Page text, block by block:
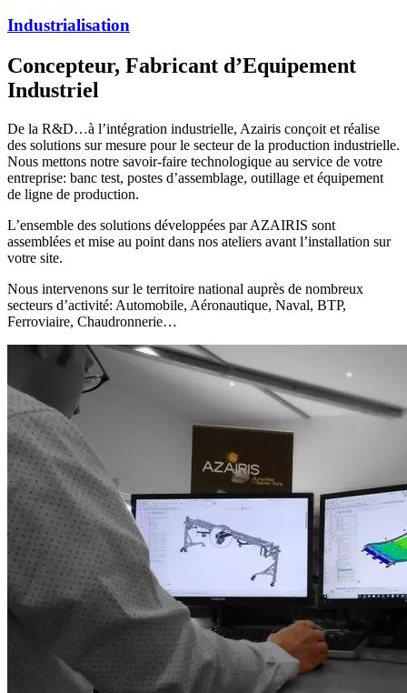
Industrialisation
Concepteur, Fabricant d’Equipement
Industriel
De la R&D…à l’intégration industrielle, Azairis conçoit et réalise
des solutions sur mesure pour le secteur de la production industrielle.
Nous mettons notre savoir-faire technologique au service de votre
entreprise: banc test, postes d’assemblage, outillage et équipement
de ligne de production.
L’ensemble des solutions développées par AZAIRIS sont
assemblées et mise au point dans nos ateliers avant l’installation sur
votre site.
Nous intervenons sur le territoire national auprès de nombreux
secteurs d’activité: Automobile, Aéronautique, Naval, BTP,
Ferroviaire, Chaudronnerie…